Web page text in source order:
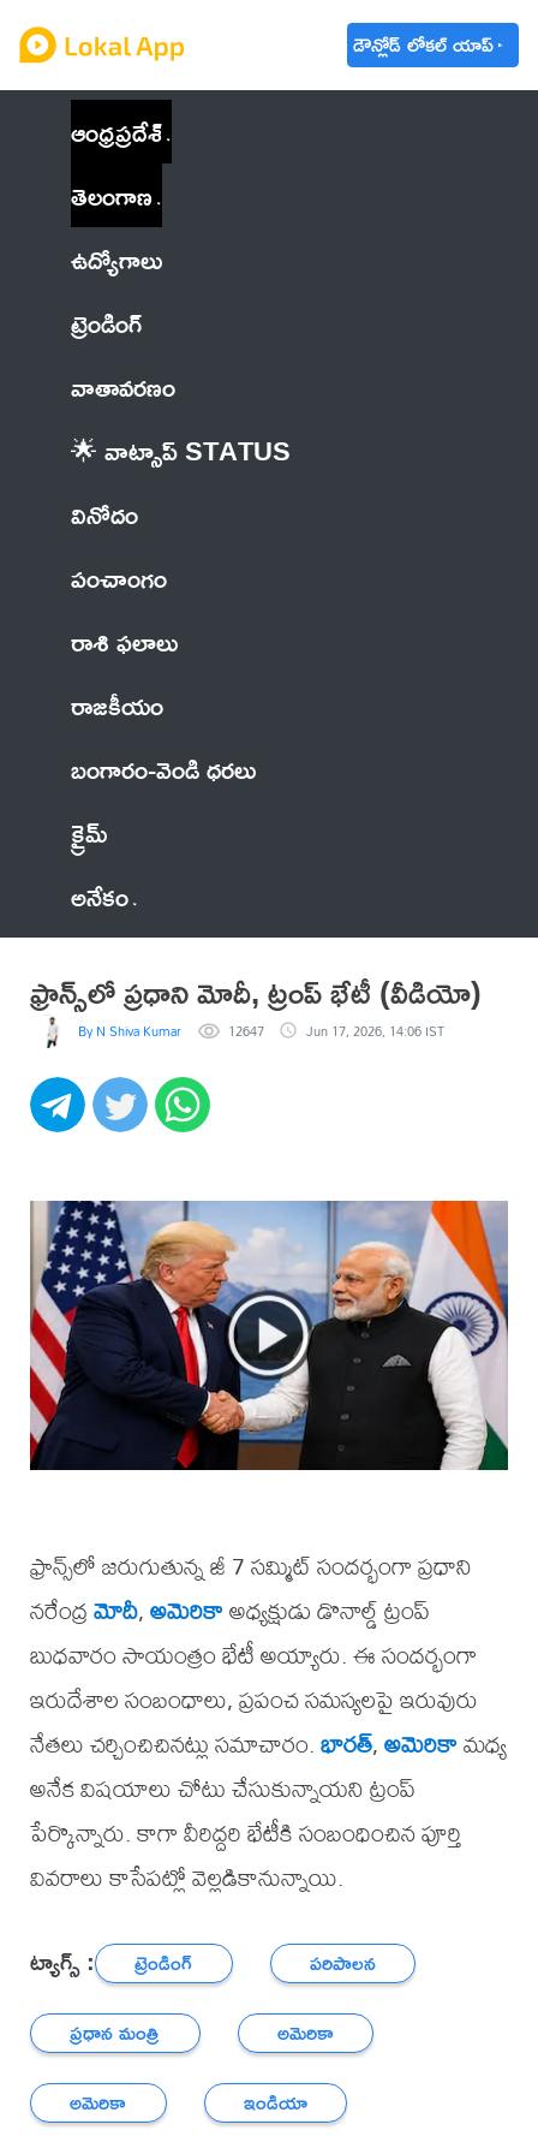
డౌన్లోడ్ లోకల్ యాప్
ఆంధ్రప్రదేశ్
తెలంగాణ
ఉద్యోగాలు
ట్రెండింగ్
వాతావరణం
🌟 వాట్సాప్ STATUS
వినోదం
పంచాంగం
రాశి ఫలాలు
రాజకీయం
బంగారం-వెండి ధరలు
క్రైమ్
అనేకం
ఫ్రాన్స్‌లో ప్రధాని మోదీ, ట్రంప్ భేటీ (వీడియో)
By N Shiva Kumar 12647 Jun 17, 2026, 14:06 IST
ఫ్రాన్స్‌లో జరుగుతున్న జీ 7 సమ్మిట్ సందర్భంగా ప్రధాని
నరేంద్రమోదీ,అమెరికాఅధ్యక్షుడు డొనాల్డ్ ట్రంప్
బుధవారం సాయంత్రం భేటీ అయ్యారు. ఈ సందర్భంగా
ఇరుదేశాల సంబంధాలు, ప్రపంచ సమస్యలపై ఇరువురు
నేతలు చర్చించిచినట్లు సమాచారం.భారత్,అమెరికామధ్య
అనేక విషయాలు చోటు చేసుకున్నాయని ట్రంప్
పేర్కొన్నారు. కాగా వీరిద్దరి భేటీకి సంబంధించిన పూర్తి
వివరాలు కాసేపట్లో వెల్లడికానున్నాయి.
ట్యాగ్స్ : ట్రెండింగ్
పరిపాలన
ప్రధాన మంత్రి
అమెరికా
అమెరికా
ఇండియా